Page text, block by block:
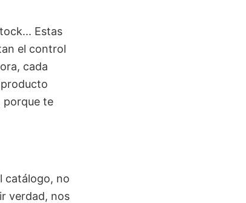
Estas
el control
cada
porque te
catálogo, no
verdad, nos